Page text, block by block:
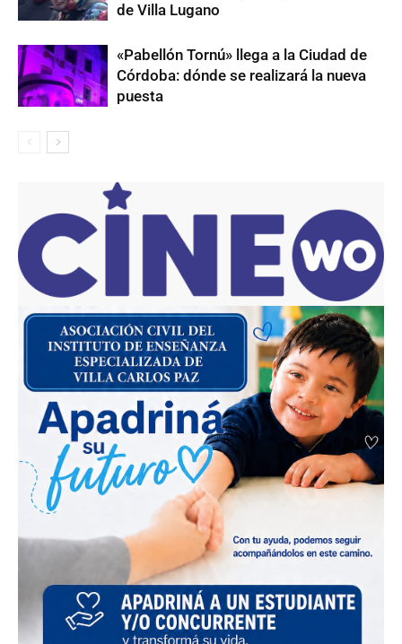
de Villa Lugano
«Pabellón Tornú» llega a la Ciudad de
Córdoba: dónde se realizará la nueva
puesta